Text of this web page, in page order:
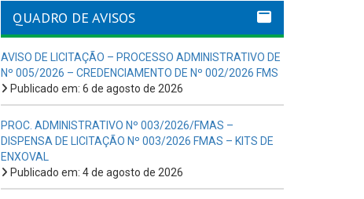
QUADRO DE AVISOS
AVISO DE LICITAÇÃO – PROCESSO ADMINISTRATIVO DE
Nº 005/2026 – CREDENCIAMENTO DE Nº 002/2026 FMS
Publicado em: 6 de agosto de 2026
PROC. ADMINISTRATIVO Nº 003/2026/FMAS –
DISPENSA DE LICITAÇÃO Nº 003/2026 FMAS – KITS DE
ENXOVAL
Publicado em: 4 de agosto de 2026